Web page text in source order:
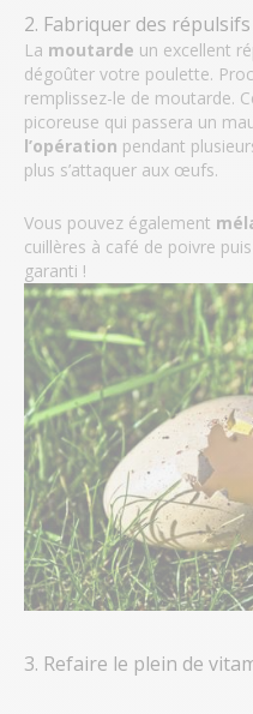
2. Fabriquer des répulsifs
La moutarde un excellent
dégoûter votre poulette.
remplissez-le de moutarde.
picoreuse qui passera un
l’opération pendant
plus s’attaquer aux œufs.
Vous pouvez également
cuillères à café de poivre
garanti !
3. Refaire le plein de